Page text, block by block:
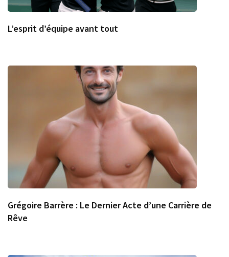
L’esprit d’équipe avant tout
Grégoire Barrère : Le Dernier Acte d’une Carrière de
Rêve